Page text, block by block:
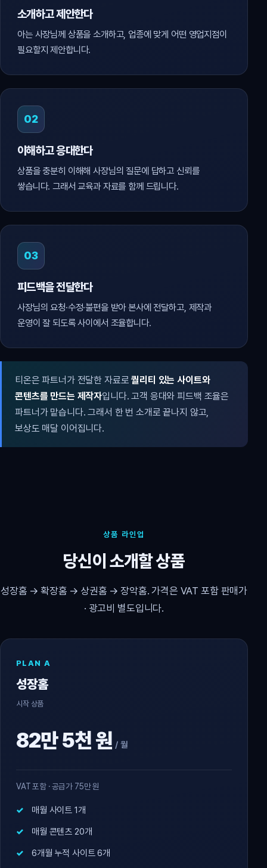
소개하고 제안한다
아는 사장님께 상품을 소개하고, 업종에 맞게 어떤 영업지점이
필요할지 제안합니다.
02
이해하고 응대한다
상품을 충분히 이해해 사장님의 질문에 답하고 신뢰를
쌓습니다. 그래서 교육과 자료를 함께 드립니다.
03
피드백을 전달한다
사장님의 요청·수정·불편을 받아 본사에 전달하고, 제작과
운영이 잘 되도록 사이에서 조율합니다.
티온은 파트너가 전달한 자료로퀄리티 있는 사이트와
콘텐츠를 만드는 제작자입니다. 고객 응대와 피드백 조율은
파트너가 맡습니다. 그래서 한 번 소개로 끝나지 않고,
보상도 매달 이어집니다.
상품 라인업
당신이 소개할 상품
성장홈 → 확장홈 → 상권홈 → 장악홈. 가격은 VAT 포함 판매가
· 광고비 별도입니다.
PLAN A
성장홈
시작 상품
82만 5천 원 / 월
VAT 포함 · 공급가 75만 원
매월 사이트 1개
매월 콘텐츠 20개
6개월 누적 사이트 6개